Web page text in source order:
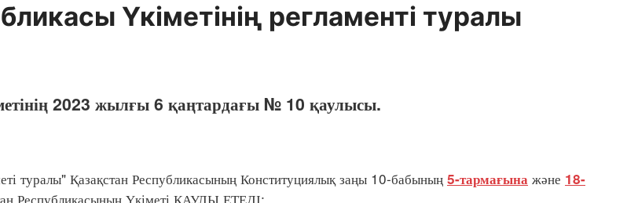
Үкіметінің регламенті туралы
2023 жылғы 6 қаңтардағы № 10 қаулысы.
туралы" Қазақстан Республикасының Конституциялық заңы 10-бабының 5-тармағына және 18-
Республикасының Үкіметі ҚАУЛЫ ЕТЕДІ: